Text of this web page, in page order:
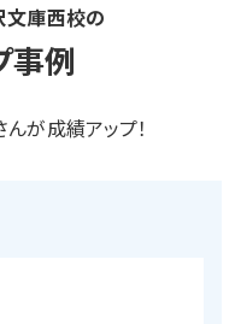
文庫西校の
事例
が成績アップ！